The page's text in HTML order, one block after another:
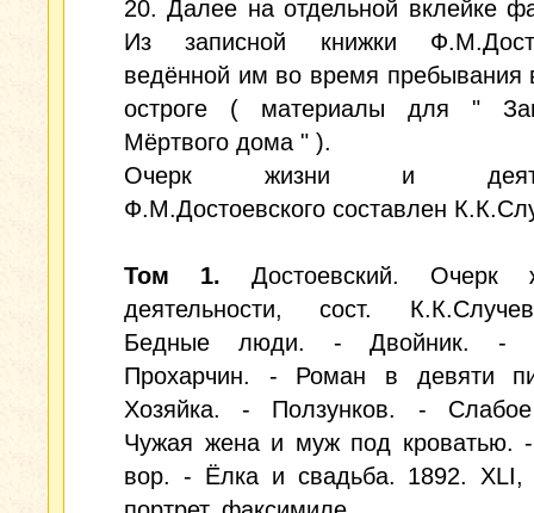
20. Далее на отдельной вклейке
Из записной книжки
ведённой им во время
остроге ( материалы для "
Мёртвого дома " ).
Очерк жизни и
Ф.М.Достоевского составлен
Том 1. Достоевский. Очерк
деятельности, сост.
Бедные люди. - Двойник. -
Прохарчин. - Роман в девяти
Хозяйка. - Ползунков. -
Чужая жена и муж под кроватью.
вор. - Ёлка и свадьба. 1892. XLI,